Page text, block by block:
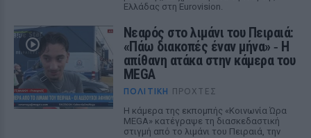
Ελλάδας στη Eurovision.
Νεαρός στο λιμάνι του Πειραιά:
«Πάω διακοπές έναν μήνα» ‑ Η
απίθανη ατάκα στην κάμερα του
MEGA
ΠΟΛΙΤΙΚΉ ΠΡΟΧΤΈΣ
Η κάμερα της εκπομπής «Κοινωνία Ώρα
MEGA» κατέγραψε τη διασκεδαστική
στιγμή από το λιμάνι του Πειραιά, την